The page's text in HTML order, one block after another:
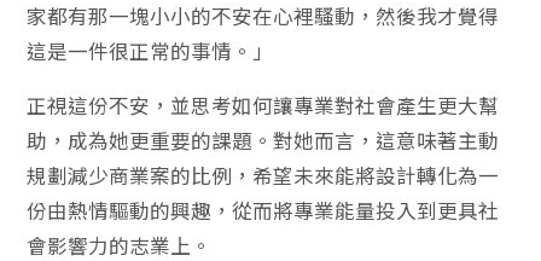
家都有那一塊小小的不安在心裡騷動，然後我才覺得
這是一件很正常的事情。」
正視這份不安，並思考如何讓專業對社會產生更大幫
助，成為她更重要的課題。對她而言，這意味著主動
規劃減少商業案的比例，希望未來能將設計轉化為一
份由熱情驅動的興趣，從而將專業能量投入到更具社
會影響力的志業上。